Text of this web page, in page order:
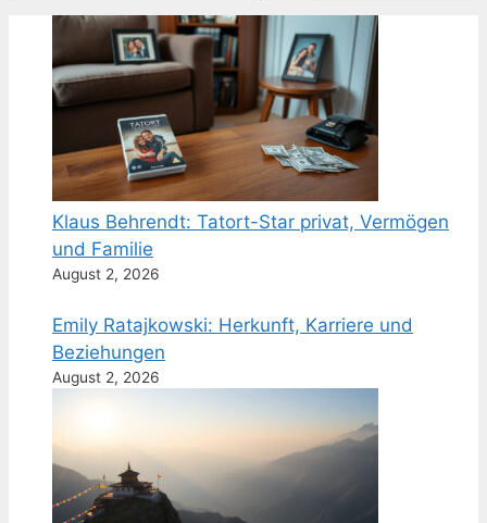
Klaus Behrendt: Tatort-Star privat, Vermögen
und Familie
August 2, 2026
Emily Ratajkowski: Herkunft, Karriere und
Beziehungen
August 2, 2026